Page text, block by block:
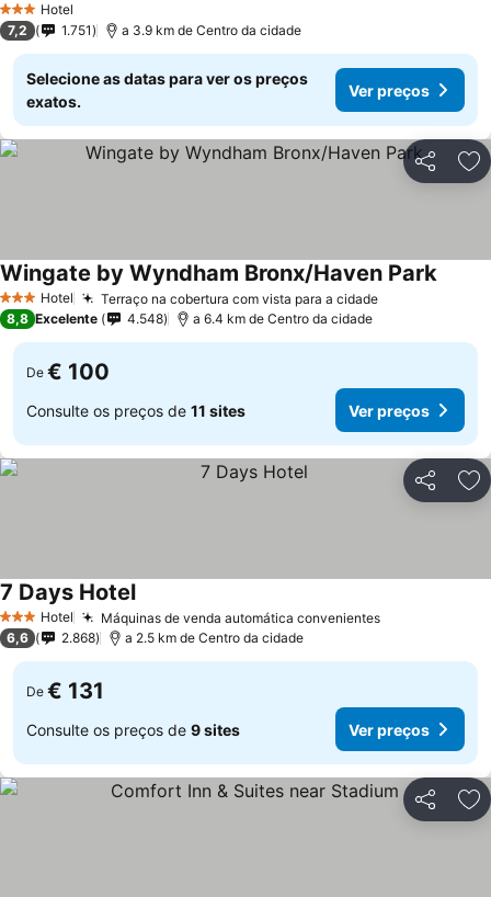
3 EstrelasHotel
7,2 1.751 a 3.9 km de Centro da cidade
Selecione as datas para ver os preços
exatos.
Ver preços
Partilhar
3 EstrelasHotel Terraço na cobertura com vista para a cidade
Wingate by Wyndham Bronx/Haven Park
8,8 Excelente 4.548 a 6.4 km de Centro da cidade
De € 100
Consulte os preços de 11 sites Ver preços
Partilhar
3 EstrelasHotel Máquinas de venda automática convenientes
7 Days Hotel
6,6 2.868 a 2.5 km de Centro da cidade
De € 131
Consulte os preços de 9 sites Ver preços
Partilhar